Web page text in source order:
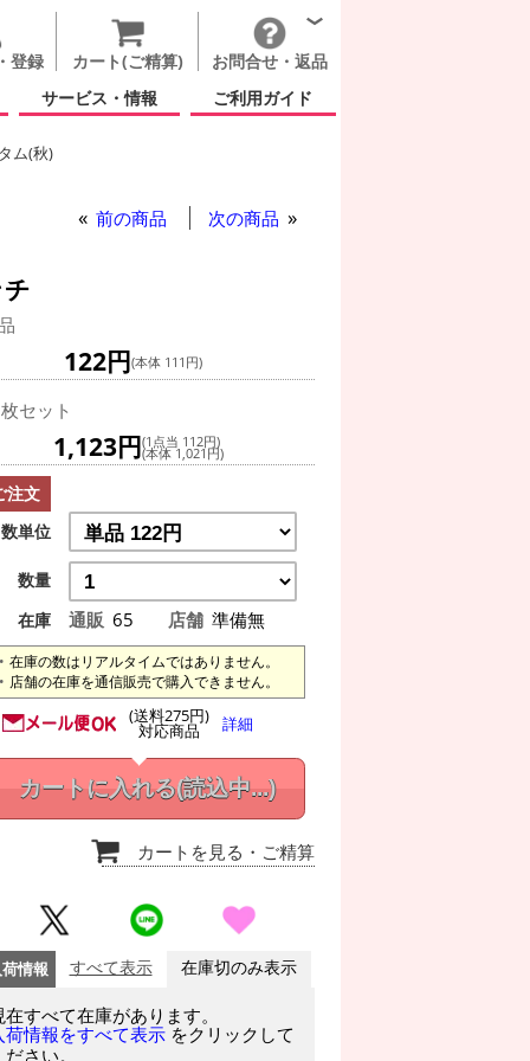
登録 カート(ご精算)
お問合せ・返品
サービス・情報
ご利用ガイド
ム(秋)
前の商品 次の商品
122円(本体 111円)
セット
1,123円(1点当 112円)
(本体 1,021円)
注文
数単位
数量
在庫
通販 65 店舗 準備無
在庫の数はリアルタイムではありません。
店舗の在庫を通信販売で購入できません。
(送料275円)
対応商品 詳細
カートに入れる(読込中...)
カートを見る ・ご精算
情報 すべて表示 在庫切のみ表示
在すべて在庫があります。
荷情報をすべて表示 をクリックして
さい。